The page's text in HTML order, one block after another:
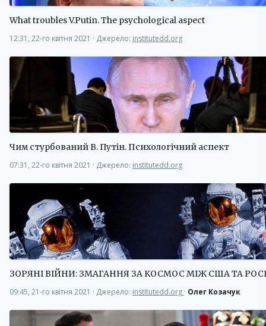
What troubles V.Putin. The psychological aspect
12:31, 22-го квітня 2021 · Джерело: institutedd.org
Чим стурбований В. Путін. Психологічний аспект
07:31, 22-го квітня 2021 · Джерело: institutedd.org
ЗОРЯНІ ВІЙНИ: ЗМАГАННЯ ЗА КОСМОС МІЖ США ТА
09:45, 21-го квітня 2021 · Джерело: institutedd.org · Олег Козачук